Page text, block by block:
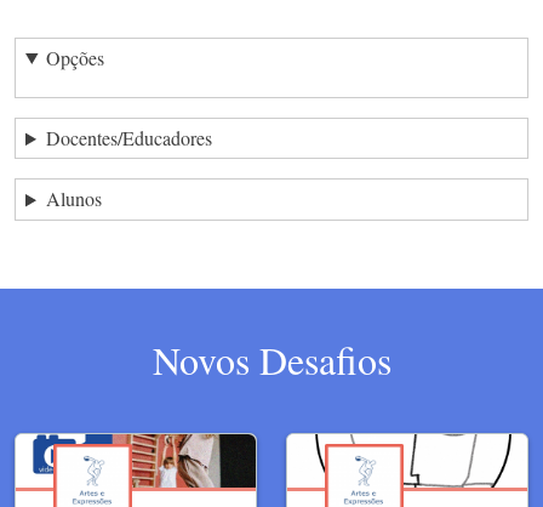
Opções
Docentes/Educadores
Alunos
Novos Desafios